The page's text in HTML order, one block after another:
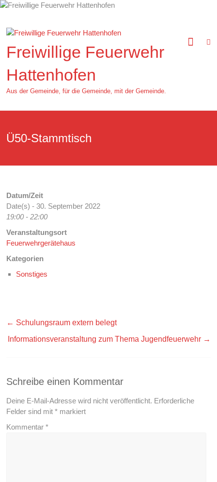
Zum
springen
Freiwillige Feuerwehr
Hattenhofen
Aus der Gemeinde, für die Gemeinde, mit der Gemeinde.
Ü50-Stammtisch
Datum/Zeit
Date(s) - 30. September 2022
19:00 - 22:00
Veranstaltungsort
Feuerwehrgerätehaus
Kategorien
Sonstiges
← Schulungsraum extern belegt
Informationsveranstaltung zum Thema Jugendfeuerwehr →
Schreibe einen Kommentar
Deine E-Mail-Adresse wird nicht veröffentlicht. Erforderliche
Felder sind mit* markiert
Kommentar*